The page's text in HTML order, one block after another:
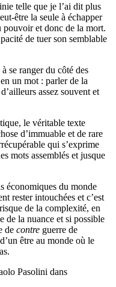
telle que je l’ai dit plus
être la seule à échapper
pouvoir et donc de la mort.
de tuer son semblable
se ranger du côté des
un mot : parler de la
assez souvent et
le véritable texte
d’immuable et de rare
qui s’exprime
mots assemblés et jusque
économiques du monde
rester intouchées et c’est
de la complexité, en
de la nuance et si possible
de contre guerre de
être au monde où le
Pasolini dans